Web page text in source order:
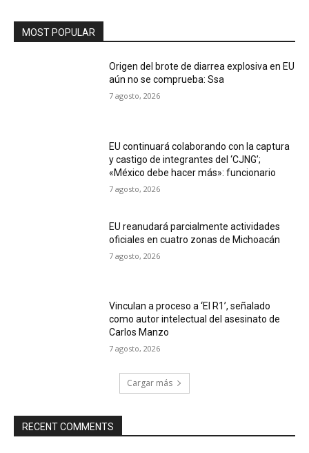
MOST POPULAR
Origen del brote de diarrea explosiva en EU
aún no se comprueba: Ssa
7 agosto, 2026
EU continuará colaborando con la captura
y castigo de integrantes del ‘CJNG’;
«México debe hacer más»: funcionario
7 agosto, 2026
EU reanudará parcialmente actividades
oficiales en cuatro zonas de Michoacán
7 agosto, 2026
Vinculan a proceso a ‘El R1’, señalado
como autor intelectual del asesinato de
Carlos Manzo
7 agosto, 2026
Cargar más
RECENT COMMENTS